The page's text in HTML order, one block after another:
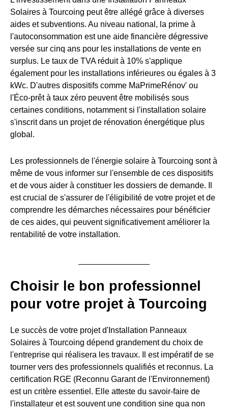
Solaires à Tourcoing peut être allégé grâce à diverses
aides et subventions. Au niveau national, la prime à
l'autoconsommation est une aide financière dégressive
versée sur cinq ans pour les installations de vente en
surplus. Le taux de TVA réduit à 10% s'applique
également pour les installations inférieures ou égales à 3
kWc. D'autres dispositifs comme MaPrimeRénov' ou
l'Éco-prêt à taux zéro peuvent être mobilisés sous
certaines conditions, notamment si l'installation solaire
s'inscrit dans un projet de rénovation énergétique plus
global.
Les professionnels de l'énergie solaire à Tourcoing sont à
même de vous informer sur l'ensemble de ces dispositifs
et de vous aider à constituer les dossiers de demande. Il
est crucial de s'assurer de l'éligibilité de votre projet et de
comprendre les démarches nécessaires pour bénéficier
de ces aides, qui peuvent significativement améliorer la
rentabilité de votre installation.
Choisir le bon professionnel
pour votre projet à Tourcoing
Le succès de votre projet d'Installation Panneaux
Solaires à Tourcoing dépend grandement du choix de
l'entreprise qui réalisera les travaux. Il est impératif de se
tourner vers des professionnels qualifiés et reconnus. La
certification RGE (Reconnu Garant de l'Environnement)
est un critère essentiel. Elle atteste du savoir-faire de
l'installateur et est souvent une condition sine qua non